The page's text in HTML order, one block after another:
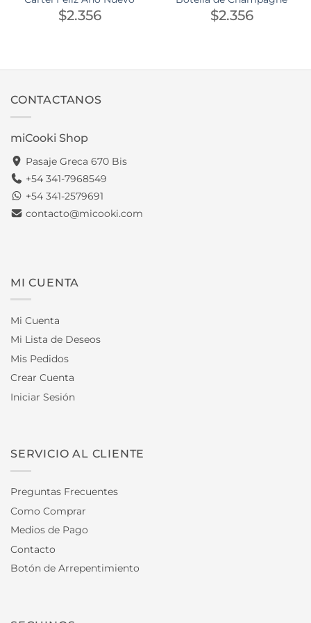
$2.356 $2.356
CONTACTANOS
miCooki Shop
Pasaje Greca 670 Bis
+54 341-7968549
+54 341-2579691
contacto@micooki.com
MI CUENTA
Mi Cuenta
Mi Lista de Deseos
Mis Pedidos
Crear Cuenta
Iniciar Sesión
SERVICIO AL CLIENTE
Preguntas Frecuentes
Como Comprar
Medios de Pago
Contacto
Botón de Arrepentimiento